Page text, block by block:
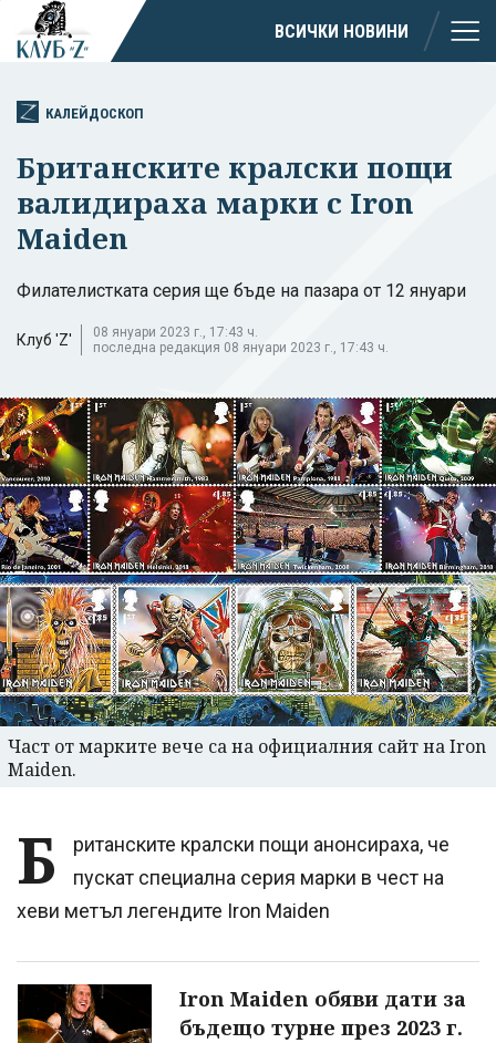
ВСИЧКИ НОВИНИ
КАЛЕЙДОСКОП
Британските кралски пощи
валидираха марки с Iron
Maiden
Филателистката серия ще бъде на пазара от 12 януари
Клуб 'Z'
08 януари 2023 г., 17:43 ч.
последна редакция 08 януари 2023 г., 17:43 ч.
Част от марките вече са на официалния сайт на Iron
Maiden.
Б
ританските кралски пощи анонсираха, че
пускат специална серия марки в чест на
хеви метъл легендите Iron Maiden
Iron Maiden обяви дати за
бъдещо турне през 2023 г.